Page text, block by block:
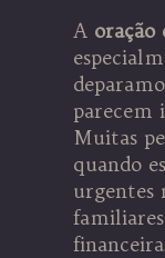
A oração
parecem
Muitas
quando
urgentes